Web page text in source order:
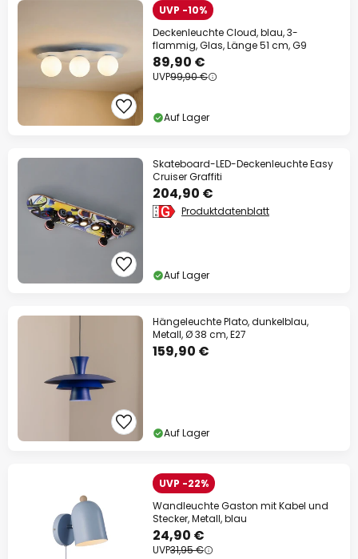
UVP -10%
Deckenleuchte Cloud, blau, 3-
flammig, Glas, Länge 51 cm, G9
89,90 €
UVP99,90 €
Auf Lager
Skateboard-LED-Deckenleuchte Easy
Cruiser Graffiti
204,90 €
Produktdatenblatt
Auf Lager
Hängeleuchte Plato, dunkelblau,
Metall, Ø 38 cm, E27
159,90 €
Auf Lager
UVP -22%
Wandleuchte Gaston mit Kabel und
Stecker, Metall, blau
24,90 €
UVP31,95 €